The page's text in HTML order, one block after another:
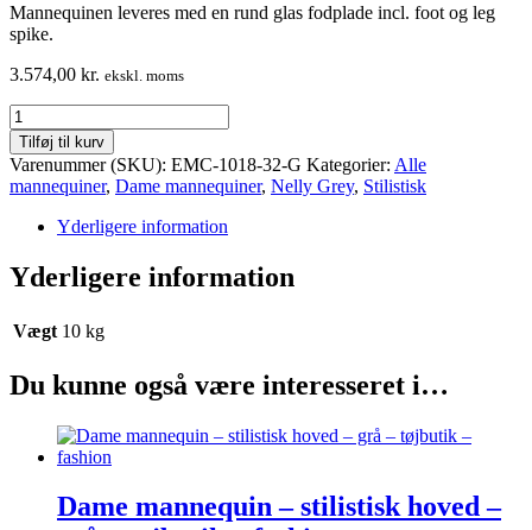
Mannequinen leveres med en rund glas fodplade incl. foot og leg
spike.
3.574,00 kr. ekskl. moms
Dame
mannequin
–
stilistisk
hoved
–
tøjbutik
fashion
Tilføj til kurv
Varenummer (SKU): EMC-1018-32-G Kategorier: Alle
mannequiner, Dame mannequiner, Nelly Grey, Stilistisk
Yderligere information
Yderligere information
Vægt 10 kg
Du kunne også være interesseret i…
Dame mannequin – stilistisk hoved –